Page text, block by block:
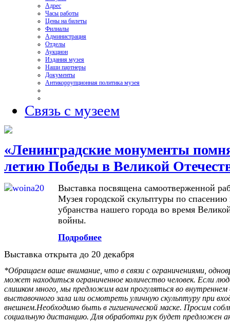
Адрес
Часы работы
Цены на билеты
Филиалы
Администрация
Отделы
Аукцион
Издания музея
Наши партнеры
Документы
Антикоррупционная политика музея
Связь с музеем
«Ленинградские монументы
летию Победы в Великой
Выставка посвящена самоотверженной
Музея городской скульптуры по
убранства нашего города во время
войны.
Подробнее
Выставка открыта до 20 декабря
*Обращаем ваше внимание, что в связи с ограничениями,
может находиться ограниченное количество человек. Если
слишком много, мы предложим вам прогуляться во внутреннем
выставочного зала или осмотреть уличную скульптуру при
внешнем.Необходимо быть в гигиенической маске. Просим
социальную дистанцию. Для обработки рук будет предложен